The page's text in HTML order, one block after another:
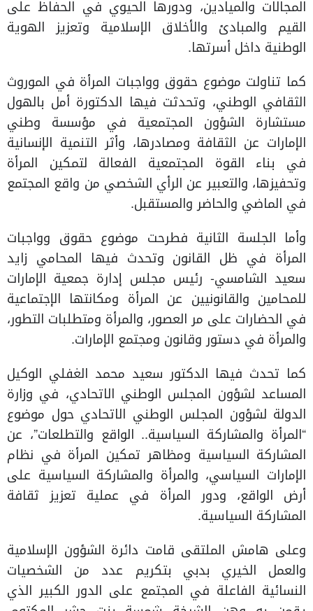
المجالات والميادين، ودورها الحيوي في الحفاظ على
القيم والمبادئ والأخلاق الإسلامية وتعزيز الهوية
الوطنية داخل أسرتها.
كما تناولت موضوع حقوق وواجبات المرأة في الموروث
الثقافي الوطني، وتحدثت فيها الدكتورة أمل بالهول
مستشارة الشؤون المجتمعية في مؤسسة وطني
الإمارات عن الثقافة ومصادرها، وأثر التنمية الإنسانية
في بناء القوة المجتمعية الفعالة لتمكين المرأة
وتحفيزها، والتعبير عن الرأي الشخصي من واقع المجتمع
في الماضي والحاضر والمستقبل.
وأما الجلسة الثانية فطرحت موضوع حقوق وواجبات
المرأة في ظل القانون وتحدث فيها المحامي زايد
سعيد الشامسي- رئيس مجلس إدارة جمعية الإمارات
للمحامين والقانونيين عن المرأة ومكانتها الإجتماعية
في الحضارات على مر العصور، والمرأة ومتطلبات التطور،
والمرأة في دستور وقانون ومجتمع الإمارات.
كما تحدث فيها الدكتور سعيد محمد الغفلي الوكيل
المساعد لشؤون المجلس الوطني الاتحادي، في وزارة
الدولة لشؤون المجلس الوطني الاتحادي حول موضوع
“المرأة والمشاركة السياسية.. الواقع والتطلعات”، عن
المشاركة السياسية ومظاهر تمكين المرأة في نظام
الإمارات السياسي، والمرأة والمشاركة السياسية على
أرض الواقع، ودور المرأة في عملية تعزيز ثقافة
المشاركة السياسية.
وعلى هامش الملتقى قامت دائرة الشؤون الإسلامية
والعمل الخيري بدبي بتكريم عدد من الشخصيات
النسائية الفاعلة في المجتمع على الدور الكبير الذي